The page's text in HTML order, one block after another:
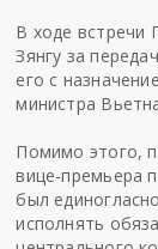
В ходе встречи
Зянгу за
его с
министра
Помимо этого,
вице-премьера
был
исполнять